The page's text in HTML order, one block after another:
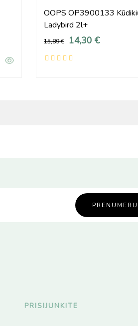
OOPS OP3900133
Ladybird 2l+
15,89 € 14,30 €
PRISIJUNKITE